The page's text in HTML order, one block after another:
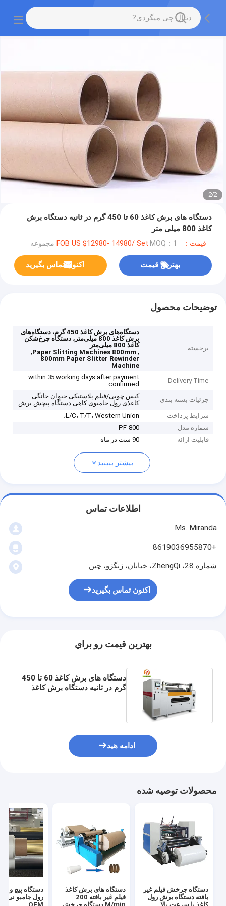
2
/
2
دستگاه های برش کاغذ 60 تا 450 گرم در ثانیه دستگاه برش
کاغذ 800 میلی متر
قیمت：FOB US $12980- 14980/ Set MOQ：1 مجموعه
بهترین قیمت اکنون تماس بگیرید
توضیحات محصول
برجسته
دستگاه‌های برش کاغذ 450 گرم، دستگاه‌های
برش کاغذ 800 میلی‌متر، دستگاه چرخ‌شکن
کاغذ 800 میلی‌متر
,
Paper Slitting Machines 800mm
,
800mm Paper Slitter Rewinder
Machine
Delivery Time
within 35 working days after payment
confirmed
جزئیات بسته بندی
کیس چوبی/فیلم پلاستیکی حیوان خانگی
کاغذی رول جامبوی کاهی دستگاه پیچش برش
شرایط پرداخت
L/C، T/T، Western Union،
شماره مدل
PF-800
قابلیت ارائه
90 ست در ماه
بیشتر ببینید
اطلاعات تماس
Ms. Miranda
+8619036955870
شماره 28، ZhengQi، خیابان، ژنگژو، چین
اکنون تماس بگیرید
بهترين قيمت رو براي
دستگاه های برش کاغذ 60 تا 450
گرم در ثانیه دستگاه برش کاغذ
ادامه هید
محصولات توصیه شده
دستگاه چرخش فیلم غیر
بافته دستگاه برش رول
دستگاه های برش کاغذ
فیلم غیر بافته 200
دستگاه پیچ و